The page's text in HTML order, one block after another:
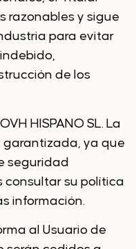
razonables y sigue
para evitar
de los
HISPANO SL. La
ya que
seguridad
consultar su política
información.
al Usuario de